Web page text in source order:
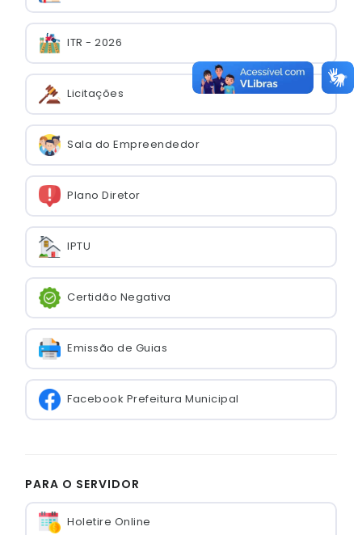
ITR - 2026
Licitações
Sala do Empreendedor
Plano Diretor
IPTU
Certidão Negativa
Emissão de Guias
Facebook Prefeitura Municipal
PARA O SERVIDOR
Holetire Online